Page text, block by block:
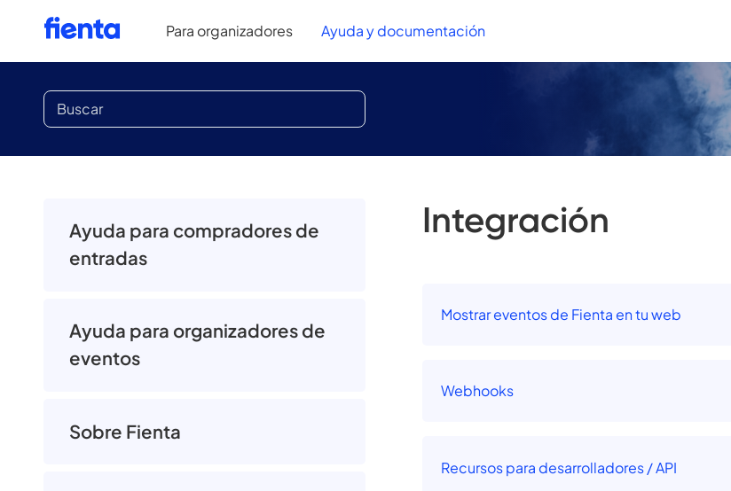
Para organizadores Ayuda y documentación
Integración
Mostrar eventos de Fienta en tu web
Webhooks
Recursos para desarrolladores / API
Ayuda para compradores de
entradas
Ayuda para organizadores de
eventos
Sobre Fienta